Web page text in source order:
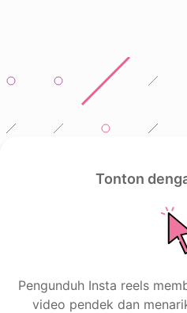
Tonton
Pengunduh Insta reels
video pendek dan